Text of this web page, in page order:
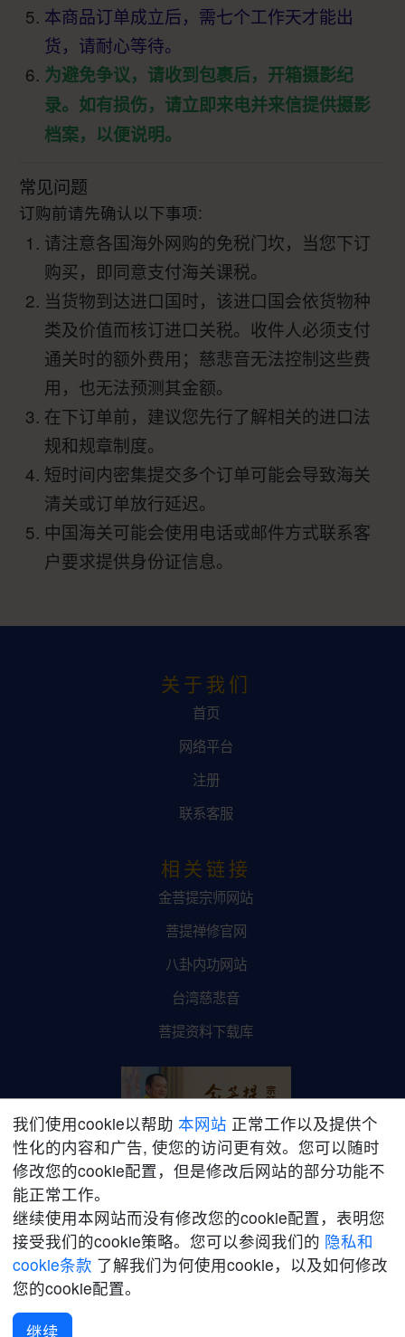
本商品订单成立后，需七个工作天才能出
货，请耐心等待。
为避免争议，请收到包裹后，开箱摄影纪
录。如有损伤，请立即来电并来信提供摄影
档案，以便说明。
常见问题
订购前请先确认以下事项:
请注意各国海外网购的免税门坎，当您下订
购买，即同意支付海关课税。
当货物到达进口国时，该进口国会依货物种
类及价值而核订进口关税。收件人必须支付
通关时的额外费用；慈悲音无法控制这些费
用，也无法预测其金额。
在下订单前，建议您先行了解相关的进口法
规和规章制度。
短时间内密集提交多个订单可能会导致海关
清关或订单放行延迟。
中国海关可能会使用电话或邮件方式联系客
户要求提供身份证信息。
关于我们
首页
网络平台
注册
联系客服
相关链接
金菩提宗师网站
菩提禅修官网
八卦内功网站
台湾慈悲音
菩提资料下载库
金菩提宗师网络平台
©2021-2026加拿大菩提禅修学院版权所有。保留所有权利。
我们使用cookie以帮助 本网站 正常工作以及提供个
性化的内容和广告, 使您的访问更有效。您可以随时
修改您的cookie配置，但是修改后网站的部分功能不
能正常工作。
继续使用本网站而没有修改您的cookie配置，表明您
接受我们的cookie策略。您可以参阅我们的 隐私和
cookie条款 了解我们为何使用cookie，以及如何修改
您的cookie配置。
继续